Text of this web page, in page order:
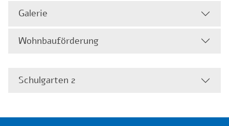
Galerie
Wohnbauförderung
Schulgarten 2